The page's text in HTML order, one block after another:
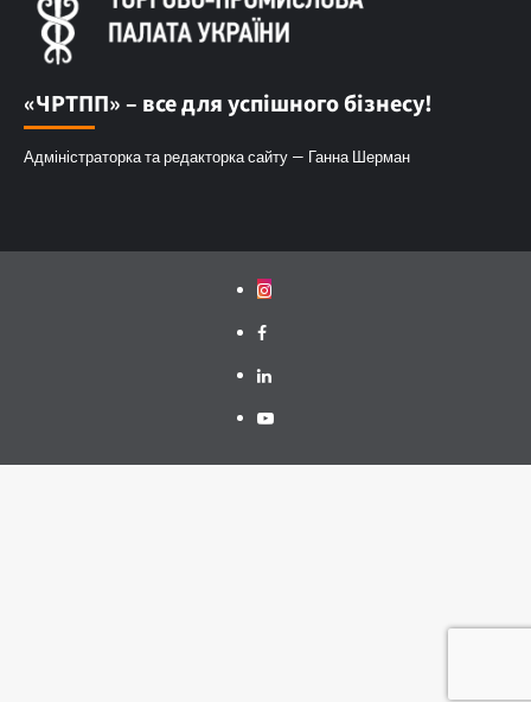
«ЧРТПП» – все для успішного бізнесу!
Адміністраторка та редакторка сайту — Ганна Шерман